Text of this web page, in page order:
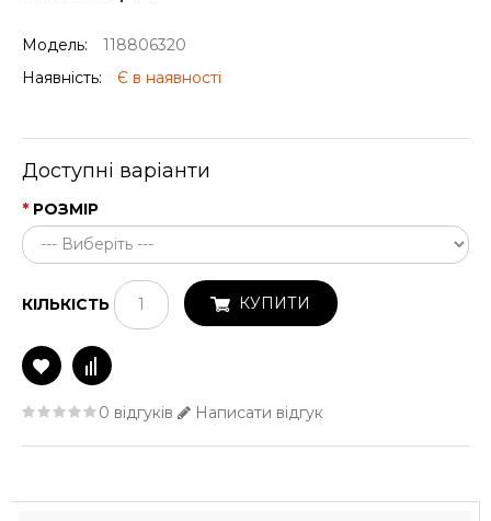
Модель:
118806320
Наявність:
Є в наявності
Доступні варіанти
РОЗМІР
КІЛЬКІСТЬ КУПИТИ
0 відгуків Написати відгук